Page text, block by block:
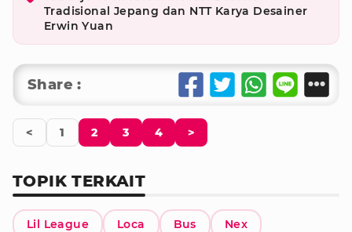
Tradisional Jepang dan NTT Karya Desainer
Erwin Yuan
Share :
< 1 2 3 4 >
TOPIK TERKAIT
Lil League Loca Bus Nex